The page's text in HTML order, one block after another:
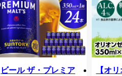
ビール ザ・プレミア
【オ